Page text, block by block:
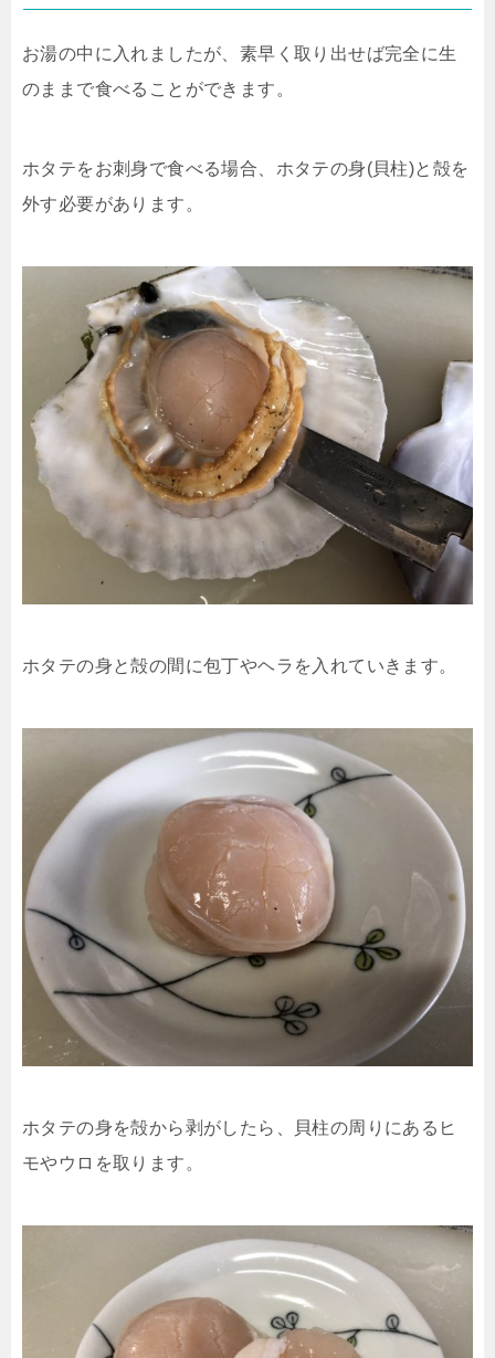
お湯の中に入れましたが、素早く取り出せば完全に生
のままで食べることができます。
ホタテをお刺身で食べる場合、ホタテの身(貝柱)と殻を
外す必要があります。
ホタテの身と殻の間に包丁やヘラを入れていきます。
ホタテの身を殻から剥がしたら、貝柱の周りにあるヒ
モやウロを取ります。